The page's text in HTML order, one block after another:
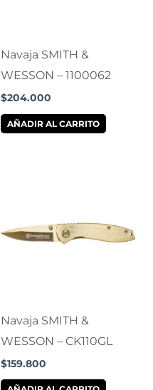
Navaja SMITH &
WESSON – 1100062
$204.000
AÑADIR AL CARRITO
Navaja SMITH &
WESSON – CK110GL
$159.800